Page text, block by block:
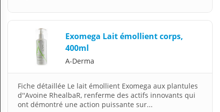
Exomega Lait émollient corps,
400ml
A-Derma
Fiche détaillée Le lait émollient Exomega aux plantules
d''Avoine RhealbaR, renferme des actifs innovants qui
ont démontré une action puissante sur...